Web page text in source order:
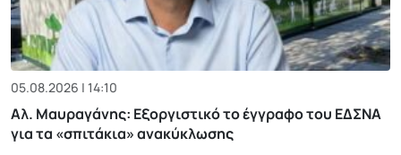
05.08.2026 | 14:10
Αλ. Μαυραγάνης: Εξοργιστικό το έγγραφο του ΕΔΣΝΑ
για τα «σπιτάκια» ανακύκλωσης